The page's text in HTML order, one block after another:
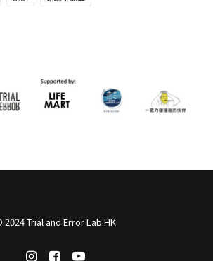
2024 Trial and Error Lab HK